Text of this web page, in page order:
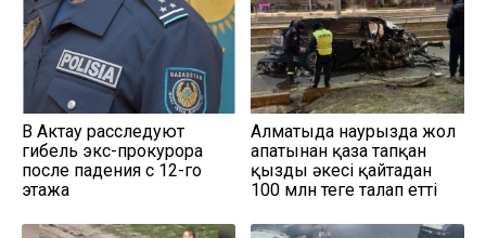
В Актау расследуют
гибель экс-прокурора
после падения с 12-го
этажа
Алматыда наурызда жол
апатынан қаза тапқан
қыздың әкесі қайтадан
100 млн теңге талап етті